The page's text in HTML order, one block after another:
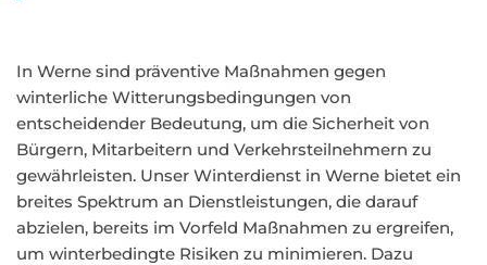
In Werne sind präventive Maßnahmen gegen
winterliche Witterungsbedingungen von
entscheidender Bedeutung, um die Sicherheit von
Bürgern, Mitarbeitern und Verkehrsteilnehmern zu
gewährleisten. Unser Winterdienst in Werne bietet ein
breites Spektrum an Dienstleistungen, die darauf
abzielen, bereits im Vorfeld Maßnahmen zu ergreifen,
um winterbedingte Risiken zu minimieren. Dazu